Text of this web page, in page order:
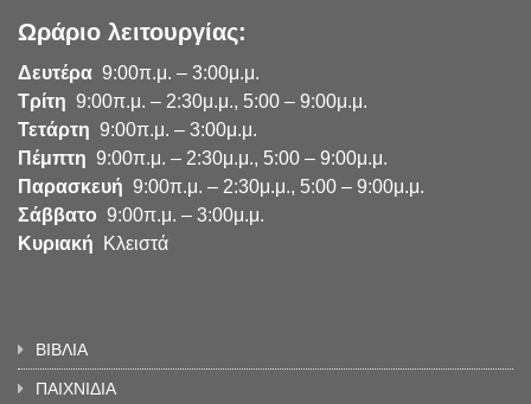
Ωράριο λειτουργίας:
Δευτέρα 9:00π.μ. – 3:00μ.μ.
Τρίτη 9:00π.μ. – 2:30μ.μ., 5:00 – 9:00μ.μ.
Τετάρτη 9:00π.μ. – 3:00μ.μ.
Πέμπτη 9:00π.μ. – 2:30μ.μ., 5:00 – 9:00μ.μ.
Παρασκευή 9:00π.μ. – 2:30μ.μ., 5:00 – 9:00μ.μ.
Σάββατο 9:00π.μ. – 3:00μ.μ.
Κυριακή Κλειστά
ΒΙΒΛΙΑ
ΠΑΙΧΝΙΔΙΑ